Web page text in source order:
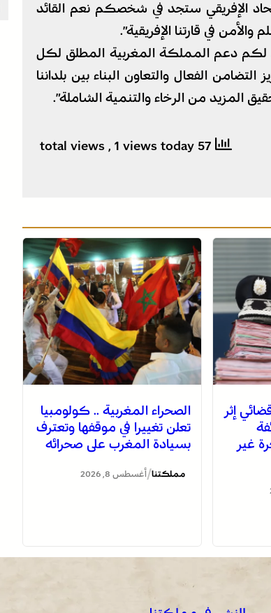
الإفريقي ستجد في شخصكم نعم القائد
في قارتنا الإفريقية”.
لكم دعم المملكة المغربية المطلق لكل
الفعال والتعاون البناء بين بلداننا
المزيد من الرخاء والتنمية الشاملة”.
, 1 views today
إثر
غير
الصحراء المغربية .. كولومبيا
تعلن تغييرا في موقفها وتعترف
بسيادة المغرب على صحرائه
مملكتنا/أغسطس 8, 2026